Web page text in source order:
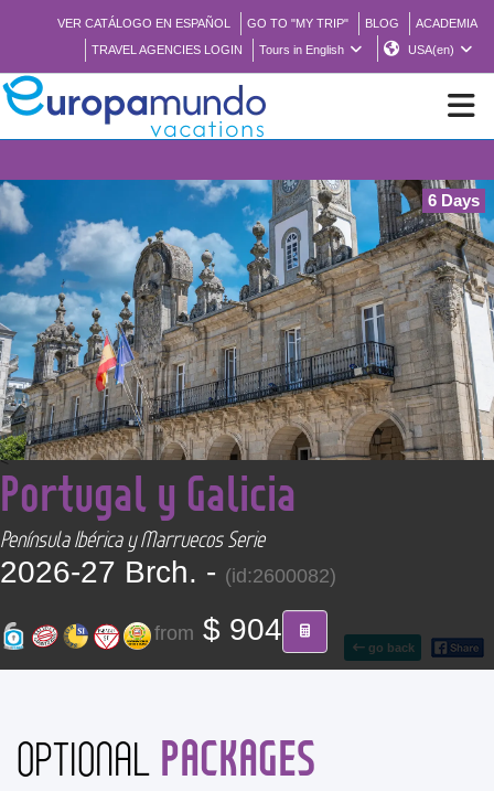
VER CATÁLOGO EN ESPAÑOL GO TO "MY TRIP" BLOG
ACADEMIA
TRAVEL AGENCIES LOGIN
Tours in English USA(en)
BROCHURE PDF
WHERE TO BUY
FEATURED
ABOUT US
CONTACT
Find your Tour
6 Days
go back
<
Portugal y Galicia
Península Ibérica y Marruecos Serie
2026-27 Brch. - (id:2600082)
from $ 904
OPTIONAL PACKAGES